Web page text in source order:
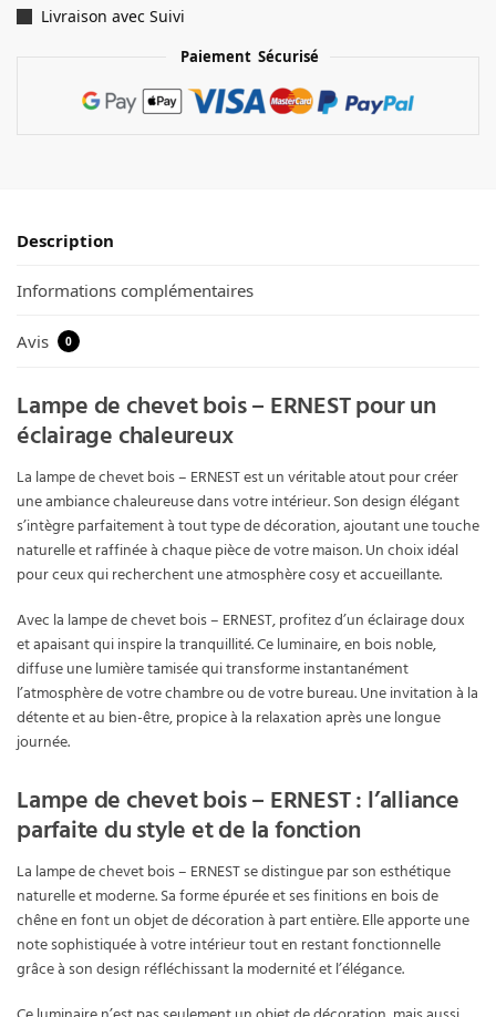
Livraison avec Suivi
Paiement Sécurisé
Description
Informations complémentaires
Avis 0
Lampe de chevet bois – ERNEST pour un
éclairage chaleureux
La lampe de chevet bois – ERNEST est un véritable atout pour créer
une ambiance chaleureuse dans votre intérieur. Son design élégant
s’intègre parfaitement à tout type de décoration, ajoutant une touche
naturelle et raffinée à chaque pièce de votre maison. Un choix idéal
pour ceux qui recherchent une atmosphère cosy et accueillante.
Avec la lampe de chevet bois – ERNEST, profitez d’un éclairage doux
et apaisant qui inspire la tranquillité. Ce luminaire, en bois noble,
diffuse une lumière tamisée qui transforme instantanément
l’atmosphère de votre chambre ou de votre bureau. Une invitation à la
détente et au bien-être, propice à la relaxation après une longue
journée.
Lampe de chevet bois – ERNEST : l’alliance
parfaite du style et de la fonction
La lampe de chevet bois – ERNEST se distingue par son esthétique
naturelle et moderne. Sa forme épurée et ses finitions en bois de
chêne en font un objet de décoration à part entière. Elle apporte une
note sophistiquée à votre intérieur tout en restant fonctionnelle
grâce à son design réfléchissant la modernité et l’élégance.